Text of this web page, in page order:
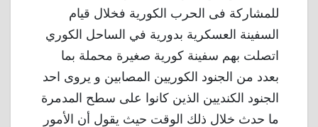
للمشاركة فى الحرب الكورية فخلال قيام
السفينة العسكرية بدورية في الساحل الكوري
اتصلت بهم سفينة كورية صغيرة محملة بما
بعدد من الجنود الكوريين المصابين و يروى احد
الجنود الكنديين الذين كانوا على سطح المدمرة
ما حدث خلال ذلك الوقت حيث يقول أن الأمور